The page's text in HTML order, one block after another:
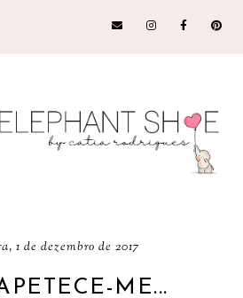
1 de dezembro de 2017
ME...